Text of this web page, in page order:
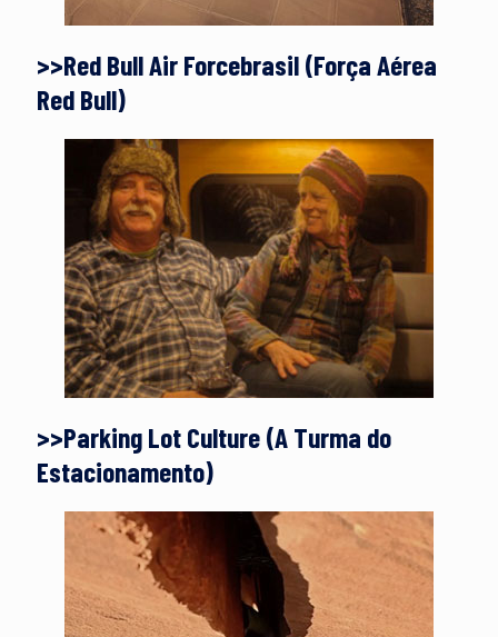
>>Red Bull Air Forcebrasil (Força Aérea
Red Bull)
>>Parking Lot Culture (A Turma do
Estacionamento)